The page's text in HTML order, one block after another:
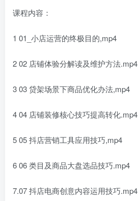
课程内容：
1 01_小店运营的终极目的,mp4
2 02 店铺体验分解读及维护方法.mp4
3 03 贷架场景下商品优化办法,mp4
4 04 店铺装修核心技巧提高转化.mp4
5 05 抖店营销工具应用技巧,mp4
6 06 类目及商品大盘选品技巧.mp4
7.07 抖店电商创意内容运用技巧.mp4